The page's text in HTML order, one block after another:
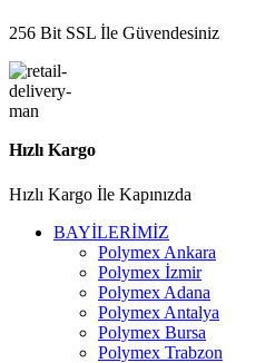
256 Bit SSL İle Güvendesiniz
Hızlı Kargo
Hızlı Kargo İle Kapınızda
BAYİLERİMİZ
Polymex Ankara
Polymex İzmir
Polymex Adana
Polymex Antalya
Polymex Bursa
Polymex Trabzon